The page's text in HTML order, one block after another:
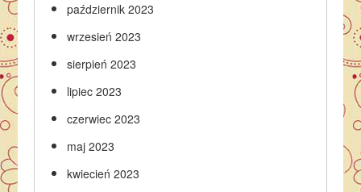
październik 2023
wrzesień 2023
sierpień 2023
lipiec 2023
czerwiec 2023
maj 2023
kwiecień 2023